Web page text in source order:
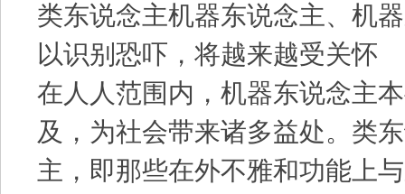
类东说念主机器东说念主、机
以识别恐吓，将越来越受关怀
在人人范围内，机器东说念主
及，为社会带来诸多益处。类
主，即那些在外不雅和功能上